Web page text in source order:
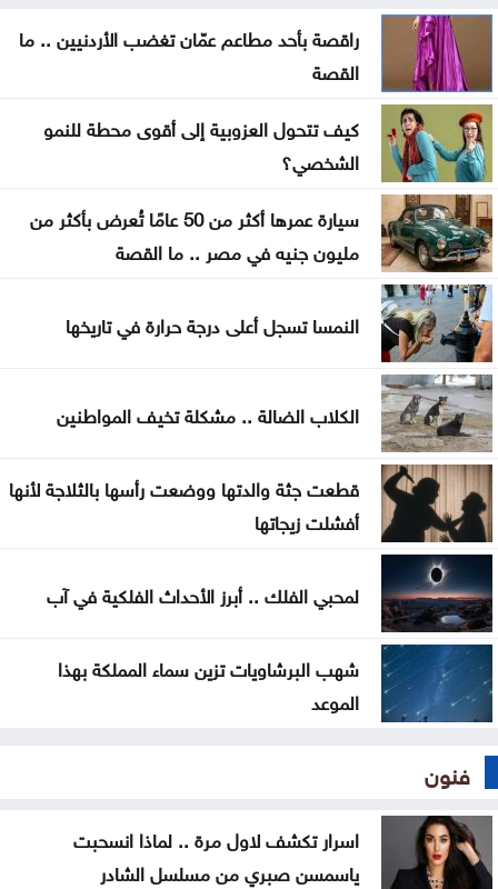
العثور على جثة شخص داخل حفرة في الكورة
الاحتلال يقصف بلدة ميس الجبل جنوبي لبنان
فينيسيوس جونيور يمدد عقده مع ريال مدريد
ارتفاع عدد إصابات إيبولا إلى أكثر من 4 آلاف بالكونغو
راقصة بأحد مطاعم عمّان تغضب الأردنيين .. ما
القصة
كيف تتحول العزوبية إلى أقوى محطة للنمو
الشخصي؟
سيارة عمرها أكثر من 50 عامًا تُعرض بأكثر من
مليون جنيه في مصر .. ما القصة
النمسا تسجل أعلى درجة حرارة في تاريخها
الكلاب الضالة .. مشكلة تخيف المواطنين
قطعت جثة والدتها ووضعت رأسها بالثلاجة لأنها
أفشلت زيجاتها
لمحبي الفلك .. أبرز الأحداث الفلكية في آب
شهب البرشاويات تزين سماء المملكة بهذا
الموعد
فنون
اسرار تكشف لاول مرة .. لماذا انسحبت
ياسمسن صبري من مسلسل الشادر